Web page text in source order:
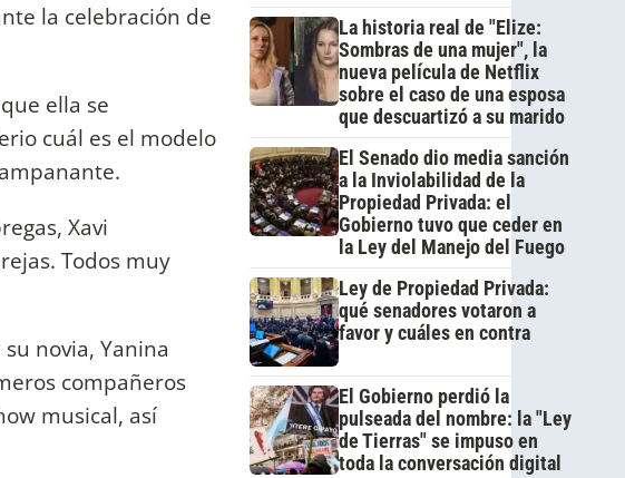
la celebración de
ella se
cuál es el modelo
Xavi
Todos muy
novia, Yanina
compañeros
musical, así
La historia real de "Elize:
Sombras de una mujer", la
nueva película de Netflix
sobre el caso de una esposa
que descuartizó a su marido
El Senado dio media sanción
a la Inviolabilidad de la
Propiedad Privada: el
Gobierno tuvo que ceder en
la Ley del Manejo del Fuego
Ley de Propiedad Privada:
qué senadores votaron a
favor y cuáles en contra
El Gobierno perdió la
pulseada del nombre: la "Ley
de Tierras" se impuso en
toda la conversación digital